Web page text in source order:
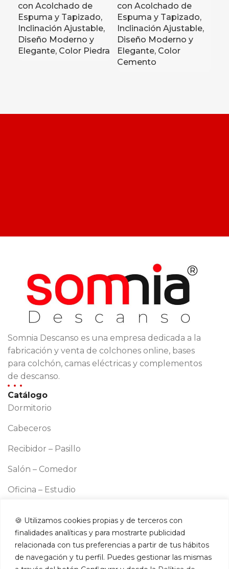
🍪 Utilizamos cookies propias y de terceros con
finalidades analíticas y para mostrarte publicidad
relacionada con tus preferencias a partir de tus hábitos
de navegación y tu perfil. Puedes gestionar las mismas
con Acolchado de
Espuma y Tapizado,
Inclinación Ajustable,
Diseño Moderno y
Elegante, Color Piedra
con Acolchado de
Espuma y Tapizado,
Inclinación Ajustable,
Diseño Moderno y
Elegante, Color
Cemento
Somnia Descanso es una empresa dedicada a la
fabricación y venta de colchones online, bases
para colchón, camas eléctricas y complementos
de descanso.
Catálogo
Dormitorio
Cabeceros
Recibidor – Pasillo
Salón – Comedor
Oficina – Estudio
Información
Aviso legal
Política de cookies